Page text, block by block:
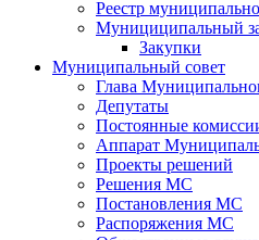
Реестр
Мунициципальный
Закупки
Муниципальный совет
Глава
Депутаты
Постоянные
Аппарат
Проекты решений
Решения МС
Постановления МС
Распоряжения МС